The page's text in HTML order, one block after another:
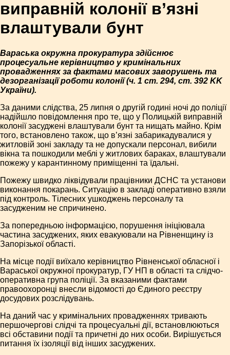
виправній колонії в’язні
влаштували бунт
Вараська окружна прокуратура здійснює
процесуальне керівництво у кримінальних
провадженнях за фактами масових заворушень та
дезорганізації роботи колонії (ч. 1 ст. 294, ст. 392 KK
України).
За даними слідства, 25 липня о другій годині ночі до поліції
надійшло повідомлення про те, що у Полицькій виправній
колонії засуджені влаштували бунт та нищать майно. Крім
того, встановлено також, що в’язні забарикадувалися у
житловій зоні закладу та не допускали персонал, вибили
вікна та пошкодили меблі у житлових бараках, влаштували
пожежу у карантинному приміщенні та їдальні.
Пожежу швидко ліквідували працівники ДСНС та установи
виконання покарань. Ситуацію в закладі оперативно взяли
під контроль. Тілесних ушкоджень персоналу та
засудженим не спричинено.
За попередньою інформацією, порушення ініціювала
частина засуджених, яких евакуювали на Рівненщину із
Запорізької області.
На місце події виїхало керівництво Рівненської обласної і
Вараської окружної прокуратур, ГУ НП в області та слідчо-
оперативна група поліції. За вказаними фактами
правоохоронці внесли відомості до Єдиного реєстру
досудових розслідувань.
На даний час у кримінальних провадженнях тривають
першочергові слідчі та процесуальні дії, встановлюються
всі обставини події та причетні до них особи. Вирішується
питання їх ізоляції від інших засуджених.